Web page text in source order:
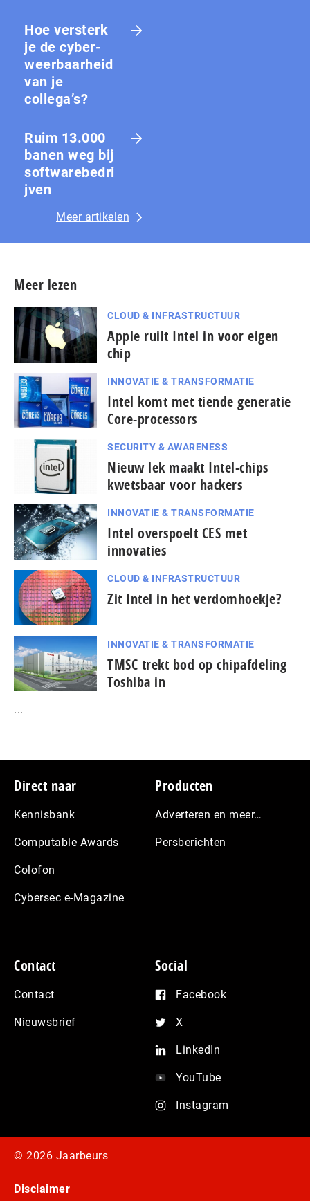
Hoe versterk
je de cy­ber­
weer­baar­heid
van je
collega’s?
Ruim 13.000
banen weg bij
softwarebedri
jven
Meer artikelen
Meer lezen
CLOUD & INFRASTRUCTUUR
Apple ruilt Intel in voor eigen
chip
INNOVATIE & TRANSFORMATIE
Intel komt met tiende generatie
Core-processors
SECURITY & AWARENESS
Nieuw lek maakt Intel-chips
kwetsbaar voor hackers
INNOVATIE & TRANSFORMATIE
Intel overspoelt CES met
innovaties
CLOUD & INFRASTRUCTUUR
Zit Intel in het verdomhoekje?
INNOVATIE & TRANSFORMATIE
TMSC trekt bod op chipafdeling
Toshiba in
...
Footer
Direct naar
Kennisbank
Computable Awards
Colofon
Cybersec e-Magazine
Producten
Adverteren en meer…
Persberichten
Contact
Contact
Nieuwsbrief
Social
Facebook
X
LinkedIn
YouTube
Instagram
© 2026 Jaarbeurs
Disclaimer